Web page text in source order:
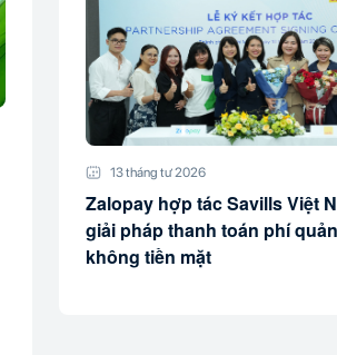
13 tháng tư 2026
Zalopay hợp tác Savills Việt
giải pháp thanh toán phí
không tiền mặt